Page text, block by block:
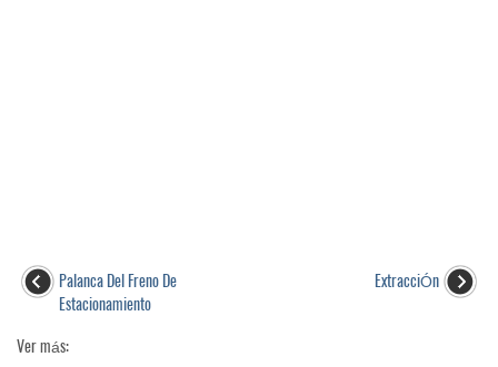
Palanca Del Freno De
Estacionamiento
ExtracciÓn
Ver más: